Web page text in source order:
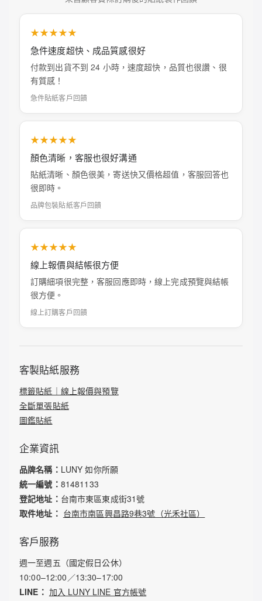
★★★★★
急件速度超快、成品質感很好
付款到出貨不到 24 小時，速度超快，品質也很讚、很
有質感！
急件貼紙客戶回饋
★★★★★
顏色清晰，客服也很好溝通
貼紙清晰、顏色很美，寄送快又價格超值，客服回答也
很即時。
品牌包裝貼紙客戶回饋
★★★★★
線上報價與結帳很方便
訂購細項很完整，客服回應即時，線上完成預覽與結帳
很方便。
線上訂購客戶回饋
客製貼紙服務
標籤貼紙｜線上報價與預覽
全斷單張貼紙
圖鑑貼紙
企業資訊
品牌名稱： LUNY 如你所願
統一編號： 81481133
登記地址： 台南市東區東成街31號
取件地址： 台南市南區興昌路9巷3號（光禾社區）
客戶服務
週一至週五（國定假日公休）
10:00–12:00／13:30–17:00
LINE： 加入 LUNY LINE 官方帳號